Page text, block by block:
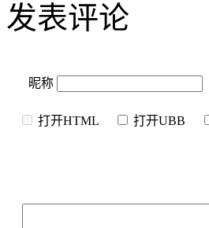
发表评论
昵称
打开HTML 打开UBB